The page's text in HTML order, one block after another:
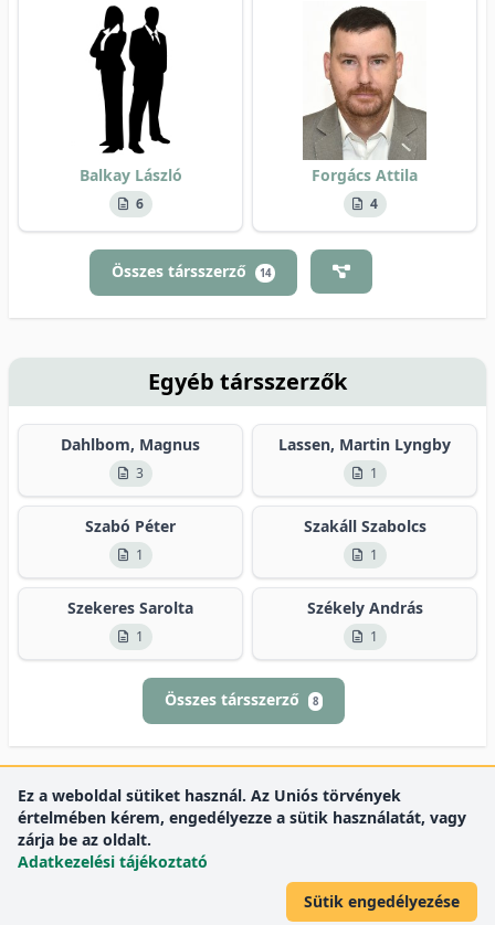
Balkay László
6
Forgács Attila
4
Összes társszerző 14
Egyéb társszerzők
Dahlbom, Magnus
3
Lassen, Martin Lyngby
1
Szabó Péter
1
Szakáll Szabolcs
1
Szekeres Sarolta
1
Székely András
1
Összes társszerző 8
© 2012 Debreceni Egyetem
Ez a weboldal sütiket használ. Az Uniós törvények
értelmében kérem, engedélyezze a sütik használatát, vagy
zárja be az oldalt.
Adatkezelési tájékoztató
Sütik engedélyezése